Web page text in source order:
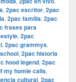
, 2pac escritor, 2pac
, 2pac familia, 2pac
frases para
, 2pac
, 2pac grammys,
, 2pac historia
hood legend, 2pac
my homie calls,
cultural, 2pac